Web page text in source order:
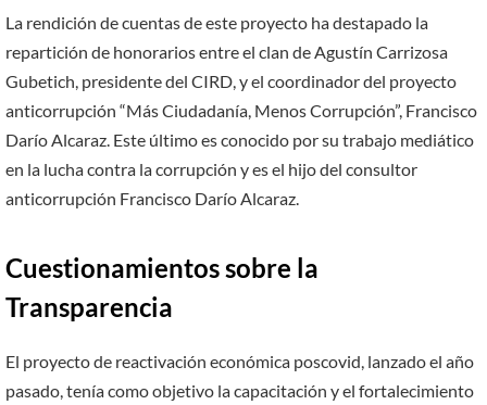
La rendición de cuentas de este proyecto ha destapado la
repartición de honorarios entre el clan de Agustín Carrizosa
Gubetich, presidente del CIRD, y el coordinador del proyecto
anticorrupción “Más Ciudadanía, Menos Corrupción”, Francisco
Darío Alcaraz. Este último es conocido por su trabajo mediático
en la lucha contra la corrupción y es el hijo del consultor
anticorrupción Francisco Darío Alcaraz.
Cuestionamientos sobre la
Transparencia
El proyecto de reactivación económica poscovid, lanzado el año
pasado, tenía como objetivo la capacitación y el fortalecimiento